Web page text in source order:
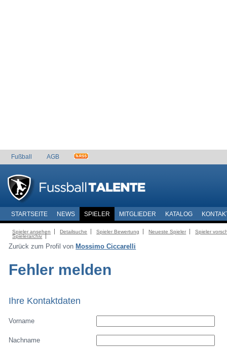
Fußball AGB
STARTSEITE NEWS SPIELER MITGLIEDER KATALOG
Spieler ansehen Detailsuche Spieler Bewertung Neueste Spieler
Spieler
Spielerarchiv
Zurück zum Profil von Mossimo Ciccarelli
Fehler melden
Ihre Kontaktdaten
Vorname
Nachname